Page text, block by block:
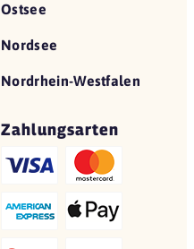
Ostsee
Nordsee
Nordrhein-Westfalen
Zahlungsarten